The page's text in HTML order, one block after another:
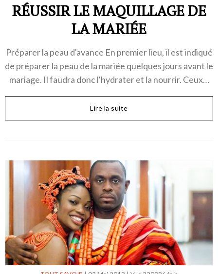
RÉUSSIR LE MAQUILLAGE DE
LA MARIÉE
Préparer la peau d'avance En premier lieu, il est indiqué
de préparer la peau de la mariée quelques jours avant le
mariage. Il faudra donc l'hydrater et la nourrir. Ceux…
Lire la suite